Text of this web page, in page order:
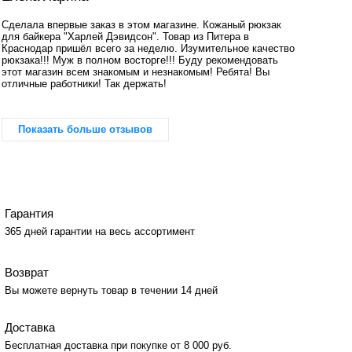
Сделала впервые заказ в этом магазине. Кожаный рюкзак
для байкера "Харлей Дэвидсон". Товар из Питера в
Краснодар пришёл всего за неделю. Изумительное качество
рюкзака!!! Муж в полном восторге!!! Буду рекомендовать
этот магазин всем знакомым и незнакомым! Ребята! Вы
отличные работники! Так держать!
Показать больше отзывов
Гарантия
365 дней гарантии на весь ассортимент
Возврат
Вы можете вернуть товар в течении 14 дней
Доставка
Бесплатная доставка при покупке от 8 000 руб.